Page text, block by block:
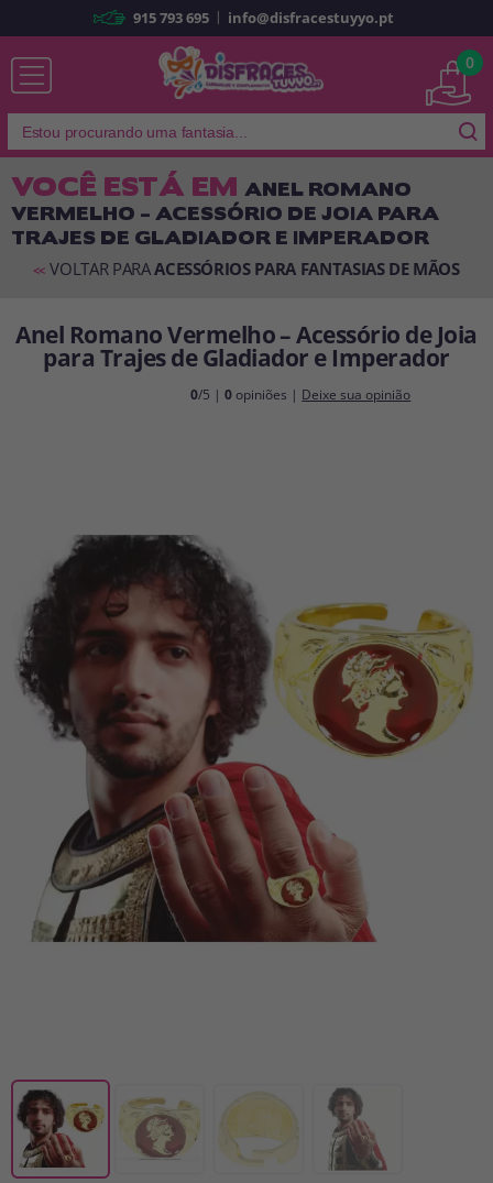
Já sou cliente
Lembrar-me Esqueceu sua senha?
ENTRAR
É a minha primeira vez
Sou novo
CRIAR CONTA
915 793 695 | info@disfracestuyyo.pt
0
VOCÊ ESTÁ EM ANEL ROMANO
VERMELHO – ACESSÓRIO DE JOIA PARA
TRAJES DE GLADIADOR E IMPERADOR
<< VOLTAR PARAACESSÓRIOS PARA FANTASIAS DE MÃOS
Anel Romano Vermelho – Acessório de Joia
para Trajes de Gladiador e Imperador
0/5 |0 opiniões | Deixe sua opinião